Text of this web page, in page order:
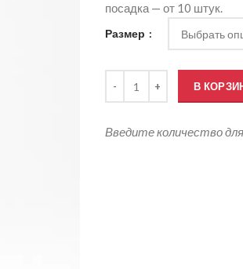
посадка — от 10 штук.
Размер
В
Введите количество